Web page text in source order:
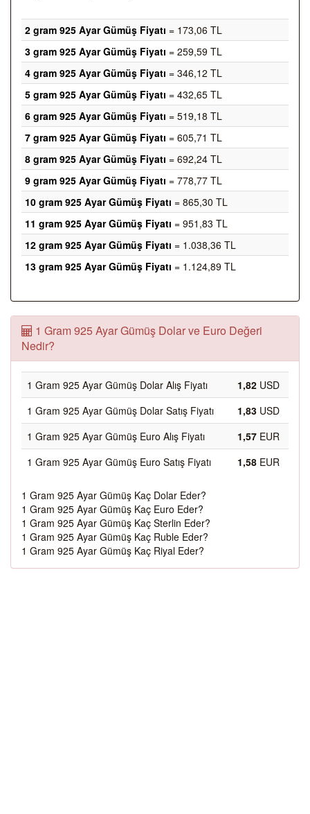
2 gram 925 Ayar Gümüş Fiyatı = 173,06 TL
3 gram 925 Ayar Gümüş Fiyatı = 259,59 TL
4 gram 925 Ayar Gümüş Fiyatı = 346,12 TL
5 gram 925 Ayar Gümüş Fiyatı = 432,65 TL
6 gram 925 Ayar Gümüş Fiyatı = 519,18 TL
7 gram 925 Ayar Gümüş Fiyatı = 605,71 TL
8 gram 925 Ayar Gümüş Fiyatı = 692,24 TL
9 gram 925 Ayar Gümüş Fiyatı = 778,77 TL
10 gram 925 Ayar Gümüş Fiyatı = 865,30 TL
11 gram 925 Ayar Gümüş Fiyatı = 951,83 TL
12 gram 925 Ayar Gümüş Fiyatı = 1.038,36 TL
13 gram 925 Ayar Gümüş Fiyatı = 1.124,89 TL
1 Gram 925 Ayar Gümüş Dolar ve Euro Değeri
Nedir?
1 Gram 925 Ayar Gümüş Dolar Alış Fiyatı 1,82 USD
1 Gram 925 Ayar Gümüş Dolar Satış Fiyatı
1,83 USD
1 Gram 925 Ayar Gümüş Euro Alış Fiyatı
1,57 EUR
1 Gram 925 Ayar Gümüş Euro Satış Fiyatı
1,58 EUR
1 Gram 925 Ayar Gümüş Kaç Dolar Eder?
1 Gram 925 Ayar Gümüş Kaç Euro Eder?
1 Gram 925 Ayar Gümüş Kaç Sterlin Eder?
1 Gram 925 Ayar Gümüş Kaç Ruble Eder?
1 Gram 925 Ayar Gümüş Kaç Riyal Eder?